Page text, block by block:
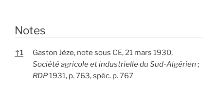
Notes
↑1
Gaston Jèze, note sous CE, 21 mars 1930,
Société agricole et industrielle du Sud-Algérien ;
RDP1931, p. 763, spéc. p. 767